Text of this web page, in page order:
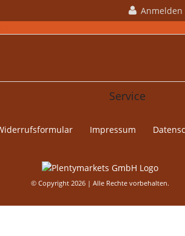
Anmelden
Service
Impressum
© Copyright 2026 | Alle Rechte vorbehalten.